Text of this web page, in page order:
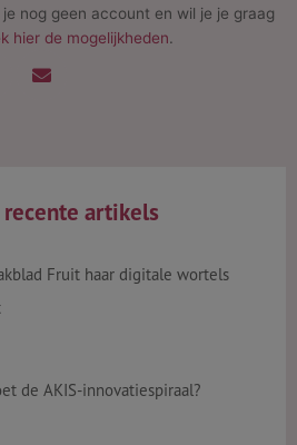
je nog geen account en wil je je graag
hier de mogelijkheden.
artikels
Fruit haar digitale wortels
de AKIS-innovatiespiraal?